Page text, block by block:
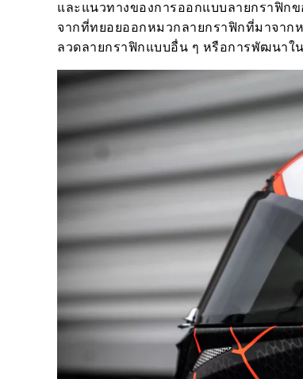
และแนวทางของการออกแบบลายกราฟิก
จากที่ทยอยออกหมวกลายกราฟิกที่มาจาก
ลวดลายกราฟิกแบบอื่น ๆ หรือการพัฒนาใ